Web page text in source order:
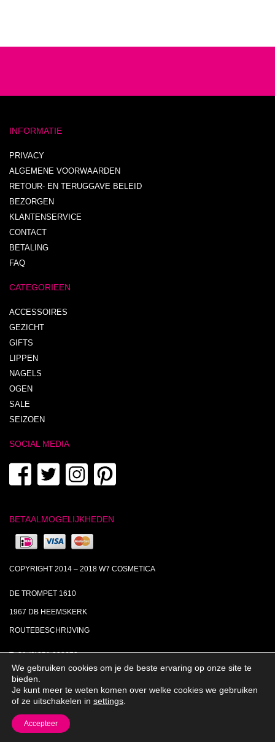
INFORMATIE
PRIVACY
ALGEMENE VOORWAARDEN
RETOUR- EN TERUGGAVE BELEID
BEZORGEN
KLANTENSERVICE
CONTACT
BETALING
FAQ
CATEGORIEEN
ACCESSOIRES
GEZICHT
GIFTS
LIPPEN
NAGELS
OGEN
SALE
SEIZOEN
SOCIAL MEDIA
BETAALMOGELIJKHEDEN
COPYRIGHT 2014 – 2018 W7 COSMETICA
DE TROMPET 1610
1967 DB HEEMSKERK
ROUTEBESCHRIJVING
T+31 (0)251 238673
MA | DI | DO VAN 09:00 – 17:00
INFO@W7COSMETICA.NL
We gebruiken cookies om je de beste ervaring op onze site te
bieden.
Je kunt meer te weten komen over welke cookies we gebruiken
of ze uitschakelen in settings
Accepteer